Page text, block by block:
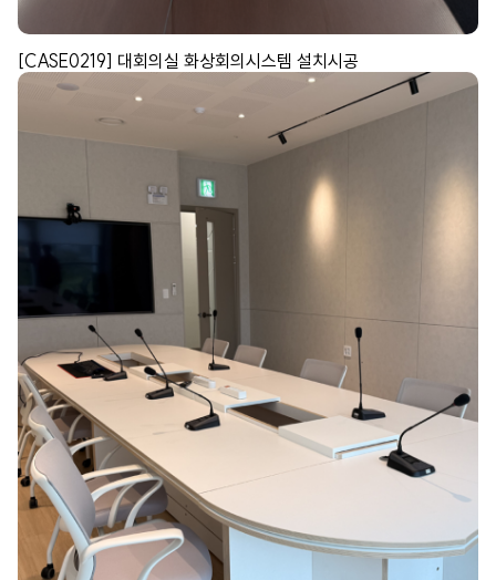
[CASE0219] 대회의실 화상회의시스템 설치시공